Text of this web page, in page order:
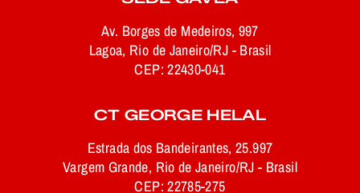
Av. Borges de Medeiros, 997
Lagoa, Rio de Janeiro/RJ - Brasil
CEP: 22430-041
CT GEORGE HELAL
Estrada dos Bandeirantes, 25.997
Vargem Grande, Rio de Janeiro/RJ - Brasil
CEP: 22785-275